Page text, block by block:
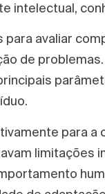
intelectual,
avaliar
de
para
limitações